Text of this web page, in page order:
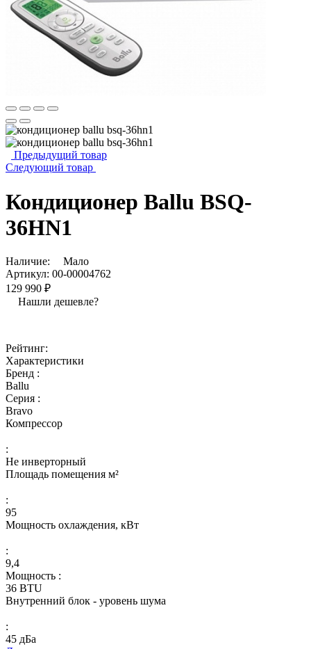
Предыдущий товар
Следующий товар
Кондиционер Ballu BSQ-
36HN1
Наличие:
Мало
Артикул: 00-00004762
129 990 ₽
Нашли дешевле?
Рейтинг:
Характеристики
Бренд :
Ballu
Серия :
Bravo
Компрессор
:
Не инверторный
Площадь помещения м²
:
95
Мощность охлаждения, кВт
:
9,4
Мощность :
36 BTU
Внутренний блок - уровень шума
:
45 дБа